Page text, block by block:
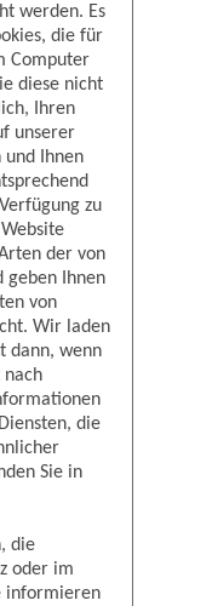
werden. Es
die für
Computer
diese nicht
Ihren
unserer
und Ihnen
zu
der von
geben Ihnen
von
Wir laden
dann, wenn
nach
die
Sie in
die
oder im
informieren